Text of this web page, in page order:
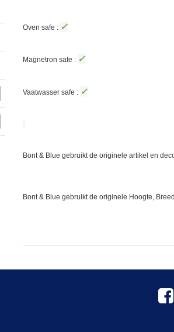
Oven safe : ✓
Magnetron safe : ✓
Vaatwasser safe : ✓
Bont & Blue gebruikt de originele artikel en
Bont & Blue gebruikt de originele Hoogte,